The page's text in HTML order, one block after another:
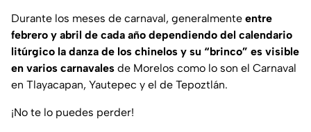
Durante los meses de carnaval, generalmente entre
febrero y abril de cada año dependiendo del calendario
litúrgico la danza de los chinelos y su “brinco” es visible
en varios carnavales de Morelos como lo son el Carnaval
en Tlayacapan, Yautepec y el de Tepoztlán.
¡No te lo puedes perder!